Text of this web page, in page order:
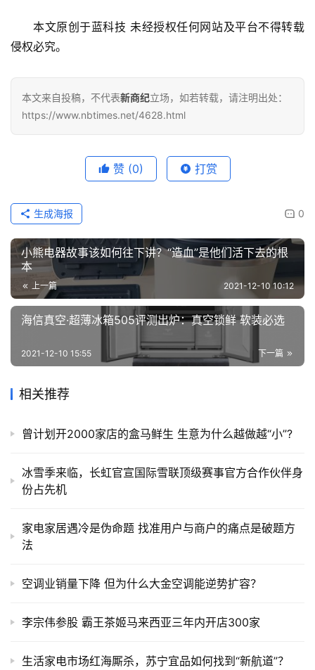
本文原创于蓝科技 未经授权任何网站及平台不得转载
侵权必究。
本文来自投稿，不代表新商纪立场，如若转载，请注明出处：
https://www.nbtimes.net/4628.html
赞 (0) 打赏
0
生成海报
小熊电器故事该如何往下讲？“造血”是他们活下去的根
本
上一篇 2021-12-10 10:12
海信真空·超薄冰箱505评测出炉：真空锁鲜 软装必选
下一篇
2021-12-10 15:55
相关推荐
曾计划开2000家店的盒马鲜生 生意为什么越做越“小”?
冰雪季来临，长虹官宣国际雪联顶级赛事官方合作伙伴身
份占先机
家电家居遇冷是伪命题 找准用户与商户的痛点是破题方
法
空调业销量下降 但为什么大金空调能逆势扩容？
李宗伟参股 霸王茶姬马来西亚三年内开店300家
生活家电市场红海厮杀，苏宁宜品如何找到“新航道”？